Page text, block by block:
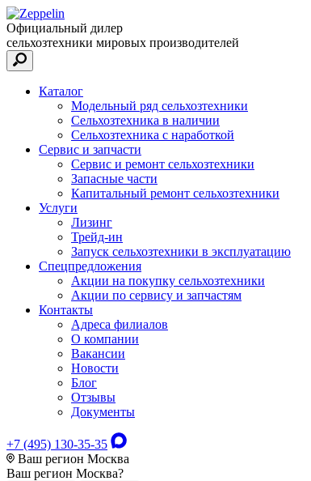
Официальный дилер
сельхозтехники мировых производителей
Каталог
Модельный ряд сельхозтехники
Сельхозтехника в наличии
Сельхозтехника с наработкой
Сервис и запчасти
Сервис и ремонт сельхозтехники
Запасные части
Капитальный ремонт сельхозтехники
Услуги
Лизинг
Трейд-ин
Запуск сельхозтехники в эксплуатацию
Спецпредложения
Акции на покупку сельхозтехники
Акции по сервису и запчастям
Контакты
Адреса филиалов
О компании
Вакансии
Новости
Блог
Отзывы
Документы
+7 (495) 130-35-35
Ваш регион Москва
Ваш регион Москва?